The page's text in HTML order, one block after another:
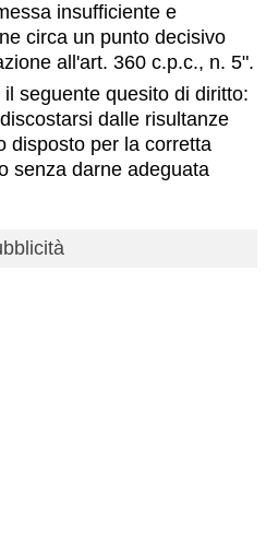
insufficiente e
circa un punto decisivo
all'art. 360 c.p.c., n. 5".
seguente quesito di diritto:
dalle risultanze
disposto per la corretta
senza darne adeguata